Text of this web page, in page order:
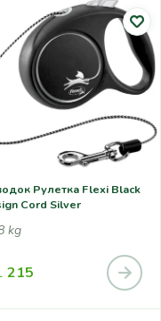
Рулетка Flexi Black
Cord Silver
kg
215